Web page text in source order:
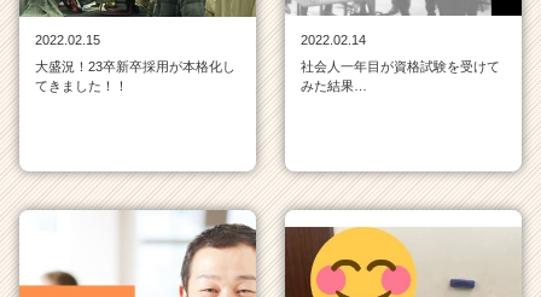
2022.02.15
大盛況！23卒新卒採用が本格化し
てきました！！
2022.02.14
社会人一年目が資格試験を受けて
みた結果…